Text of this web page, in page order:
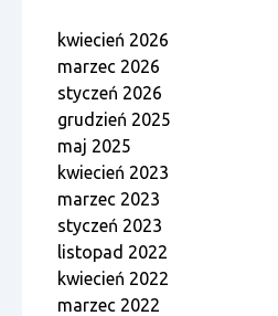
kwiecień 2026
marzec 2026
styczeń 2026
grudzień 2025
maj 2025
kwiecień 2023
marzec 2023
styczeń 2023
listopad 2022
kwiecień 2022
marzec 2022